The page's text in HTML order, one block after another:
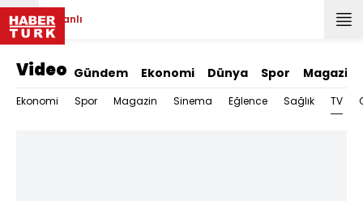
Canlı
Video Gündem Ekonomi Dünya Spor Magazin
Ekonomi Spor Magazin Sinema Eğlence Sağlık TV